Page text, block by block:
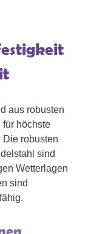
aus robusten
für höchste
Die robusten
sind
Wetterlagen
sind